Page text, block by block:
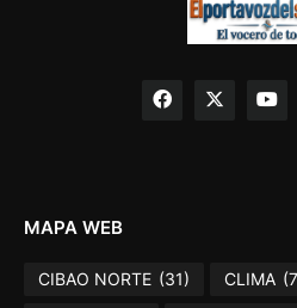
MAPA WEB
CIBAO NORTE (31) CLIMA